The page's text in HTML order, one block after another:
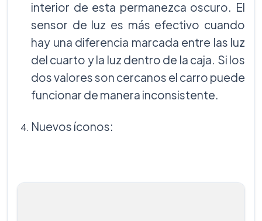
interior de esta permanezca oscuro. El
sensor de luz es más efectivo cuando
hay una diferencia marcada entre las luz
del cuarto y la luz dentro de la caja. Si los
dos valores son cercanos el carro puede
funcionar de manera inconsistente.
Nuevos íconos: